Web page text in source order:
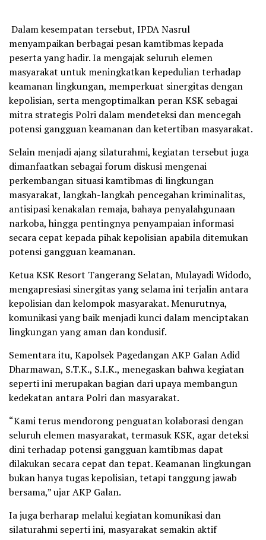
Dalam kesempatan tersebut, IPDA Nasrul
menyampaikan berbagai pesan kamtibmas kepada
peserta yang hadir. Ia mengajak seluruh elemen
masyarakat untuk meningkatkan kepedulian terhadap
keamanan lingkungan, memperkuat sinergitas dengan
kepolisian, serta mengoptimalkan peran KSK sebagai
mitra strategis Polri dalam mendeteksi dan mencegah
potensi gangguan keamanan dan ketertiban masyarakat.
Selain menjadi ajang silaturahmi, kegiatan tersebut juga
dimanfaatkan sebagai forum diskusi mengenai
perkembangan situasi kamtibmas di lingkungan
masyarakat, langkah-langkah pencegahan kriminalitas,
antisipasi kenakalan remaja, bahaya penyalahgunaan
narkoba, hingga pentingnya penyampaian informasi
secara cepat kepada pihak kepolisian apabila ditemukan
potensi gangguan keamanan.
Ketua KSK Resort Tangerang Selatan, Mulayadi Widodo,
mengapresiasi sinergitas yang selama ini terjalin antara
kepolisian dan kelompok masyarakat. Menurutnya,
komunikasi yang baik menjadi kunci dalam menciptakan
lingkungan yang aman dan kondusif.
Sementara itu, Kapolsek Pagedangan AKP Galan Adid
Dharmawan, S.T.K., S.I.K., menegaskan bahwa kegiatan
seperti ini merupakan bagian dari upaya membangun
kedekatan antara Polri dan masyarakat.
“Kami terus mendorong penguatan kolaborasi dengan
seluruh elemen masyarakat, termasuk KSK, agar deteksi
dini terhadap potensi gangguan kamtibmas dapat
dilakukan secara cepat dan tepat. Keamanan lingkungan
bukan hanya tugas kepolisian, tetapi tanggung jawab
bersama,” ujar AKP Galan.
Ia juga berharap melalui kegiatan komunikasi dan
silaturahmi seperti ini, masyarakat semakin aktif